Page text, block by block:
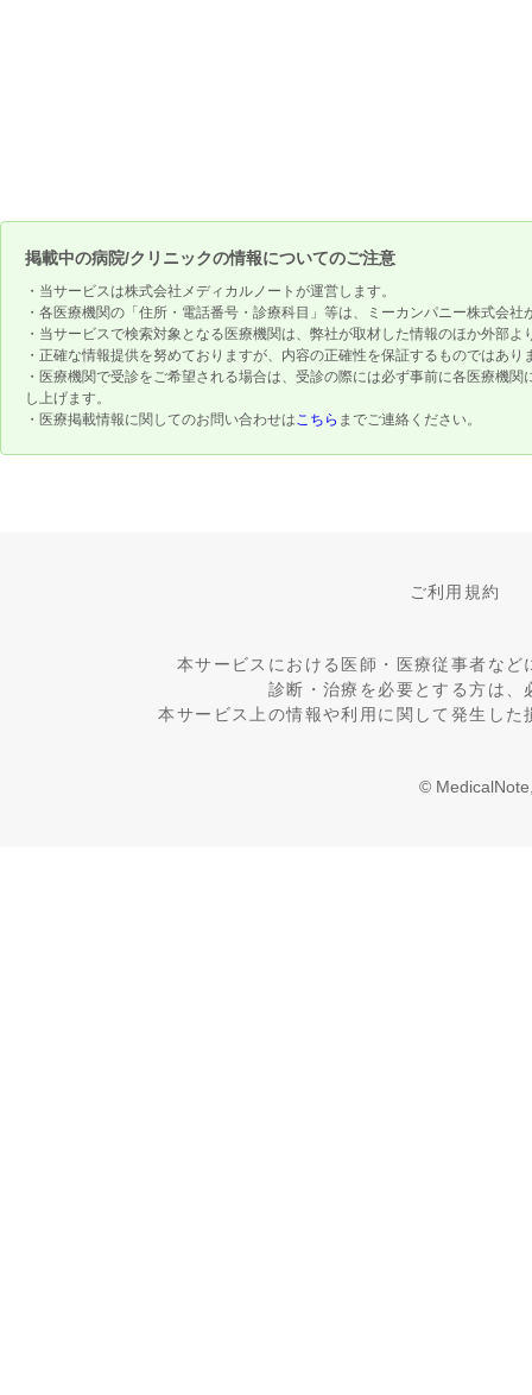
掲載中の病院/クリニックの情報についてのご注意
・当サービスは株式会社メディカルノートが運営します。
・各医療機関の「住所・電話番号・診療科目」等は、ミーカンパニー株式会
・当サービスで検索対象となる医療機関は、弊社が取材した情報のほか外部
・正確な情報提供を努めておりますが、内容の正確性を保証するものではあり
・医療機関で受診をご希望される場合は、受診の際には必ず事前に各医療機
し上げます。
・医療掲載情報に関してのお問い合わせはこちら までご連絡ください。
ご利用規約
本サービスにおける医師・医療従事者な
診断・治療を必要とする方は
本サービス上の情報や利用に関して発生し
©